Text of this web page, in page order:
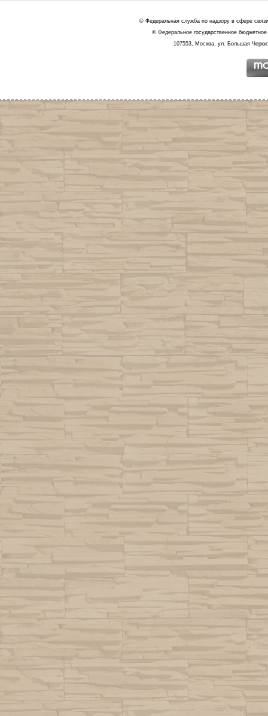
© Федеральная служба по надзору в сфере
© Федеральное государственное
107553, Москва, ул. Большая